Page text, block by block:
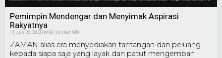
Pemimpin Mendengar dan Menyimak Aspirasi
Rakyatnya
11 Jan 26, 08:00 WIB | dilihat 549
ZAMAN alias era menyediakan tantangan dan peluang
kepada siapa saja yang layak dan patut mengemban